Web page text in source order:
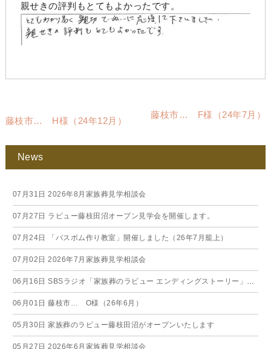
親せきの評判もとてもよかったです。
藤枝市… H様（24年12月）
藤枝市… F様（24年7月）
News
07月31日 2026年8月家族葬見学相談会
07月27日 ラビュー藤枝田沼オープン見学会を開催します。
07月24日 「バスボム作り教室」開催しました（26年7月籠上）
07月02日 2026年7月家族葬見学相談会
06月16日 SBSラジオ「家族葬のラビュー エンディングストーリー」に弊社スタッフが出演いたしました（26年6月）
06月01日 藤枝市… O様（26年6月）
05月30日 家族葬のラビュー藤枝田沼がオープンいたします
05月27日 2026年6月家族葬見学相談会